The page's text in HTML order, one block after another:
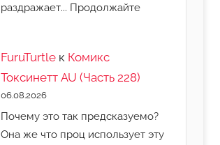
раздражает... Продолжайте
FuruTurtle к Комикс
Токсинетт AU (Часть 228)
06.08.2026
Почему это так предсказуемо?
Она же что проц использует эту